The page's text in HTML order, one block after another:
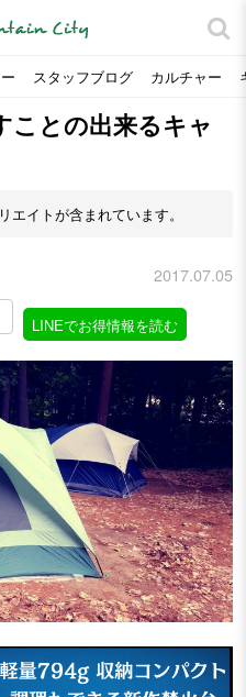
スタッフブログ カルチャー
ことの出来るキャ
イトが含まれています。
2017.07.05
LINEでお得情報を読む